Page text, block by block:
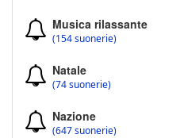
Musica rilassante
(154 suonerie)
Natale
(74 suonerie)
Nazione
(647 suonerie)